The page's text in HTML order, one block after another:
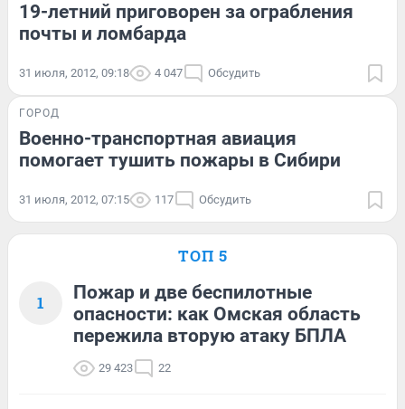
19-летний приговорен за ограбления
почты и ломбарда
31 июля, 2012, 09:18 4 047 Обсудить
ГОРОД
Военно-транспортная авиация
помогает тушить пожары в Сибири
31 июля, 2012, 07:15 117 Обсудить
ТОП 5
1
Пожар и две беспилотные
опасности: как Омская область
пережила вторую атаку БПЛА
29 423 22